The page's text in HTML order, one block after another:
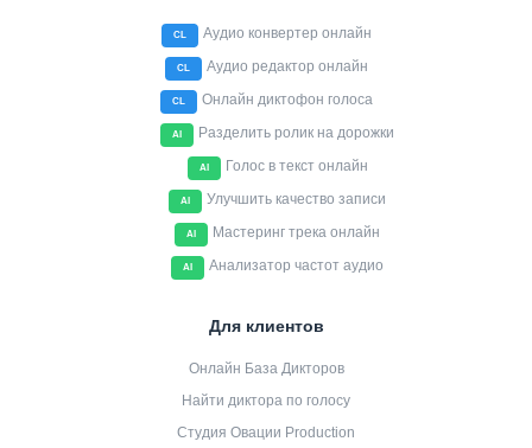
CL Аудио конвертер онлайн
CL Аудио редактор онлайн
CL Онлайн диктофон голоса
AI Разделить ролик на дорожки
AI Голос в текст онлайн
AI Улучшить качество записи
AI Мастеринг трека онлайн
AI Анализатор частот аудио
Для клиентов
Онлайн База Дикторов
Найти диктора по голосу
Студия Овации Production